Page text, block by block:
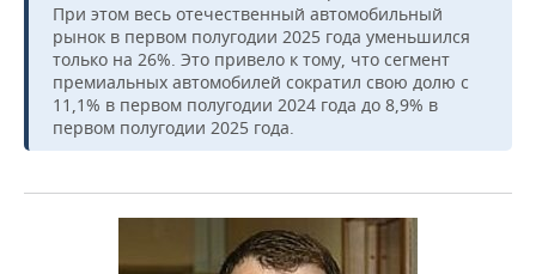
При этом весь отечественный автомобильный
рынок в первом полугодии 2025 года уменьшился
только на 26%. Это привело к тому, что сегмент
премиальных автомобилей сократил свою долю с
11,1% в первом полугодии 2024 года до 8,9% в
первом полугодии 2025 года.